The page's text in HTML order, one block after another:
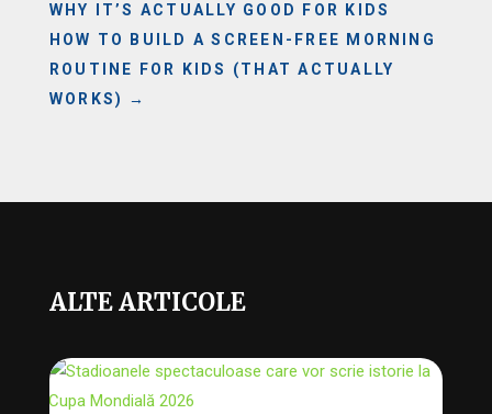
WHY IT’S ACTUALLY GOOD FOR KIDS
HOW TO BUILD A SCREEN-FREE MORNING
ROUTINE FOR KIDS (THAT ACTUALLY
WORKS)
→
ALTE ARTICOLE